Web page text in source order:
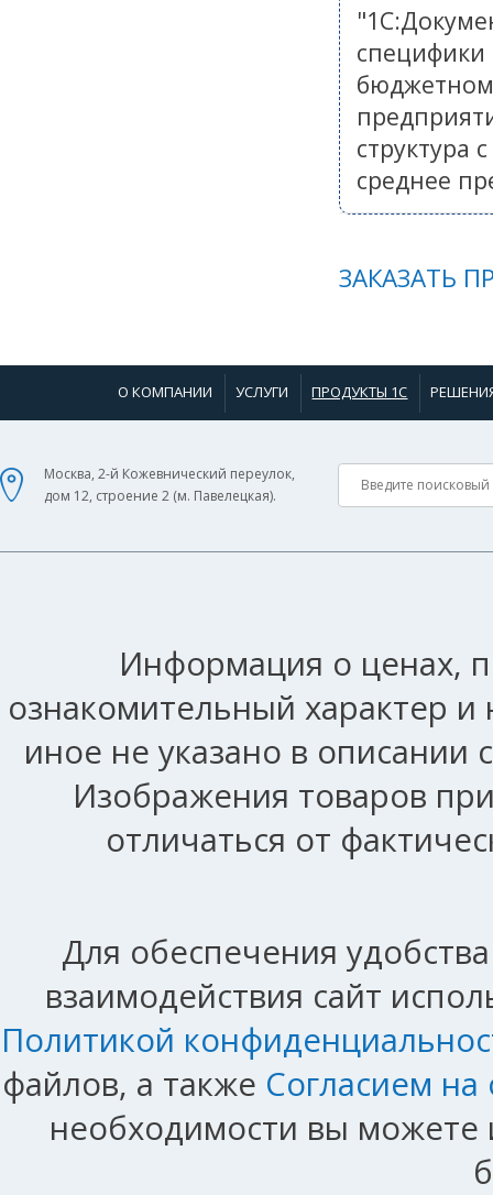
специфики
бюджетном
структура
среднее
ЗАКАЗАТЬ
О КОМПАНИИ УСЛУГИ ПРОДУКТЫ 1С
Москва, 2-й Кожевнический переулок,
дом 12, строение 2 (м. Павелецкая).
Информация о ценах,
ознакомительный характер
иное не указано в описании
Изображения товаров
отличаться от
Для обеспечения
взаимодействия сайт
Политикой
файлов, а также Согласием
необходимости вы можете